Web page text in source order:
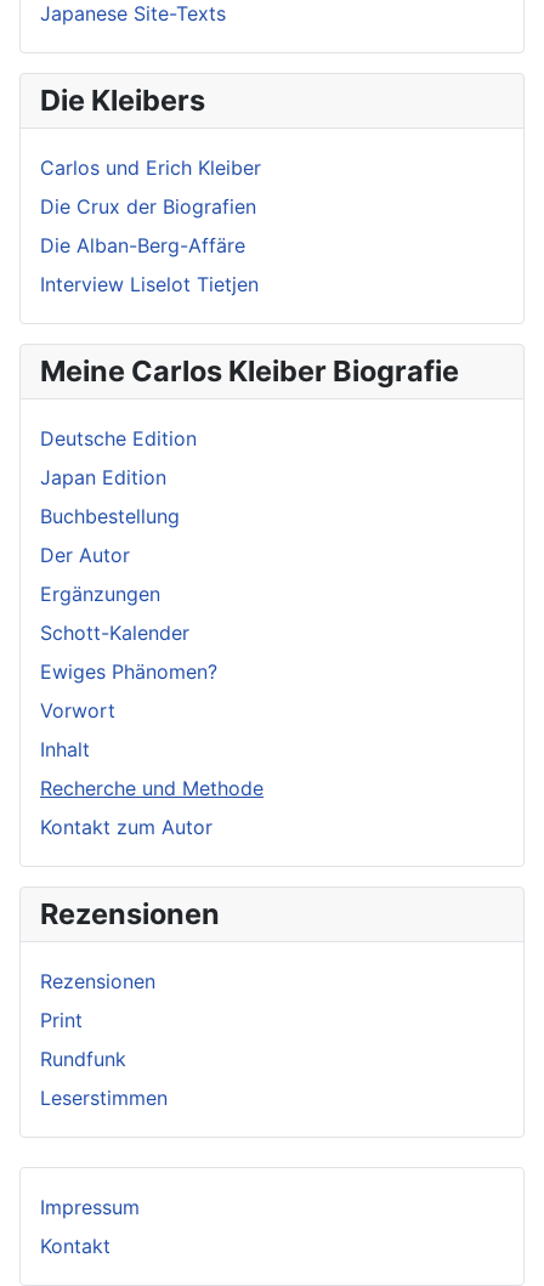
Japanese Site-Texts
Die Kleibers
Carlos und Erich Kleiber
Die Crux der Biografien
Die Alban-Berg-Affäre
Interview Liselot Tietjen
Meine Carlos Kleiber Biografie
Deutsche Edition
Japan Edition
Buchbestellung
Der Autor
Ergänzungen
Schott-Kalender
Ewiges Phänomen?
Vorwort
Inhalt
Recherche und Methode
Kontakt zum Autor
Rezensionen
Rezensionen
Print
Rundfunk
Leserstimmen
Impressum
Kontakt